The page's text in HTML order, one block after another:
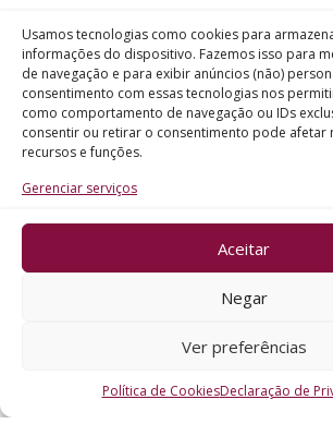
Usamos tecnologias como cookies para
informações do dispositivo. Fazemos isso para
de navegação e para exibir anúncios (não)
consentimento com essas tecnologias nos
como comportamento de navegação ou IDs
consentir ou retirar o consentimento pode afetar
recursos e funções.
Gerenciar serviços
Aceitar
Negar
Ver preferências
Política de CookiesDeclaração de
Assunto
Mensagem